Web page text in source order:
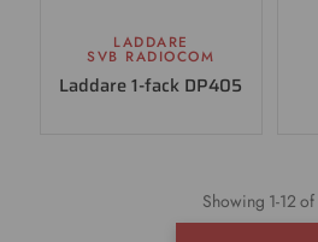
LADDARE
SVB RADIOCOM
Laddare 1-fack DP405
Showing 1-12 of